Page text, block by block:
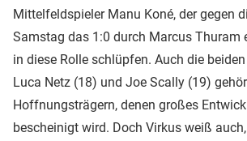
Mittelfeldspieler Manu Koné, der gegen
Samstag das 1:0 durch Marcus Thuram
in diese Rolle schlüpfen. Auch die
Luca Netz (18) und Joe Scally (19)
Hoffnungsträgern, denen großes
bescheinigt wird. Doch Virkus weiß